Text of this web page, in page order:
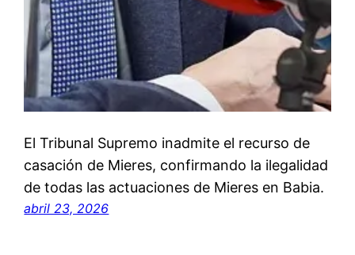
El Tribunal Supremo inadmite el recurso de
casación de Mieres, confirmando la ilegalidad
de todas las actuaciones de Mieres en Babia.
abril 23, 2026